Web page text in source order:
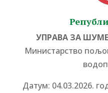
УПРАВА ЗА ШУМЕ
Министарство
Датум: 04.03.2026.